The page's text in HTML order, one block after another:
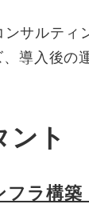
ンサルテ
導入後の
ント
ラ構築